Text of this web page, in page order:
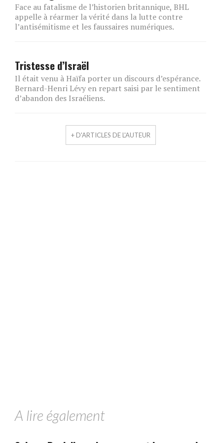
Face au fatalisme de l’historien britannique, BHL
appelle à réarmer la vérité dans la lutte contre
l’antisémitisme et les faussaires numériques.
Tristesse d’Israël
Il était venu à Haïfa porter un discours d’espérance.
Bernard-Henri Lévy en repart saisi par le sentiment
d’abandon des Israéliens.
+ D'ARTICLES DE L'AUTEUR
A lire également